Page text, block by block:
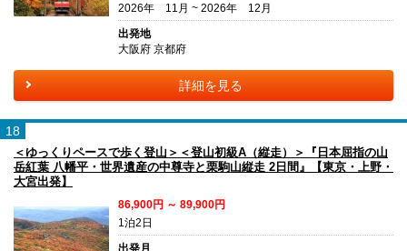
2026年 11月 ~ 2026年 12月
出発地
大阪府 京都府
詳細を見る
18
＜ゆっくりペースで歩く登山＞＜登山初級A（縦走）＞『日本屈指の山
岳紅葉 八幡平・世界遺産の中尊寺と栗駒山縦走 2日間』【東京・上野・
大宮出発】
86,900円 ～ 89,900円
1泊2日
出発月